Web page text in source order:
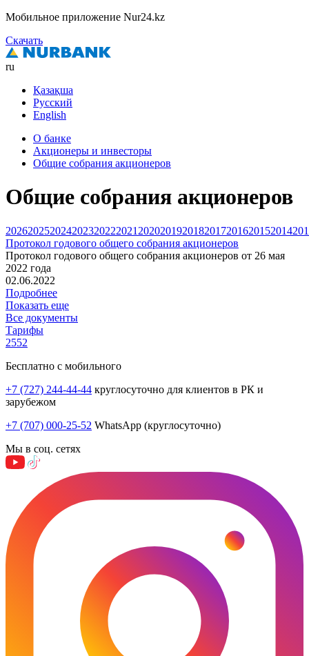
Мобильное приложение Nur24.kz
Скачать
ru
Қазақша
Русский
English
О банке
Акционеры и инвесторы
Общие собрания акционеров
Общие собрания акционеров
202620252024202320222021 2020201920182017201620152014
Протокол годового общего собрания акционеров
Протокол годового общего собрания акционеров от 26 мая
2022 года
02.06.2022
Подробнее
Показать еще
Все документы
Тарифы
2552
Бесплатно с мобильного
+7 (727) 244-44-44 круглосуточно для клиентов в РК и
зарубежом
+7 (707) 000-25-52 WhatsApp (круглосуточно)
Мы в соц. сетях